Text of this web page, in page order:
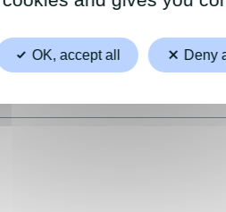
OK, accept all Deny